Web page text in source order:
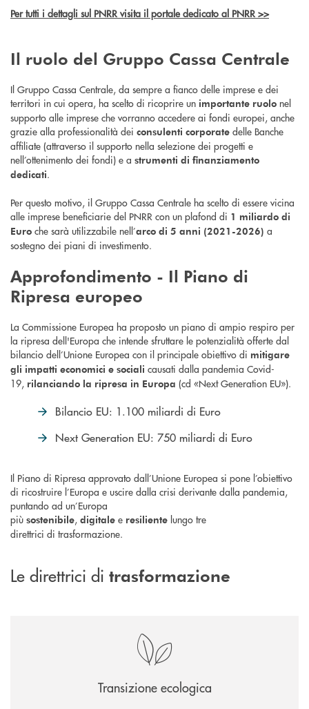
Per tutti i dettagli sul PNRR visita il portale dedicato al PNRR >>
Il ruolo del Gruppo Cassa Centrale
Il Gruppo Cassa Centrale, da sempre a fianco delle imprese e dei
territori in cui opera, ha scelto di ricoprire un importante ruolo nel
supporto alle imprese che vorranno accedere ai fondi europei, anche
grazie alla professionalità dei consulenti corporate delle Banche
affiliate (attraverso il supporto nella selezione dei progetti e
nell’ottenimento dei fondi) e a strumenti di finanziamento
dedicati.
Per questo motivo, il Gruppo Cassa Centrale ha scelto di essere vicina
alle imprese beneficiarie del PNRR con un plafond di 1 miliardo di
Euro che sarà utilizzabile nell’arco di 5 anni (2021-2026) a
sostegno dei piani di investimento.
Approfondimento - Il Piano di
Ripresa europeo
La Commissione Europea ha proposto un piano di ampio respiro per
la ripresa dell'Europa che intende sfruttare le potenzialità offerte dal
bilancio dell’Unione Europea con il principale obiettivo di mitigare
gli impatti economici e sociali causati dalla pandemia Covid-
19, rilanciando la ripresa in Europa (cd «Next Generation EU»).
Bilancio EU: 1.100 miliardi di Euro
Next Generation EU: 750 miliardi di Euro
Il Piano di Ripresa approvato dall’Unione Europea si pone l’obiettivo
di ricostruire l’Europa e uscire dalla crisi derivante dalla pandemia,
puntando ad un’Europa
più sostenibile, digitale e resiliente lungo tre
direttrici di trasformazione.
Le direttrici di trasformazione
Transizione ecologica